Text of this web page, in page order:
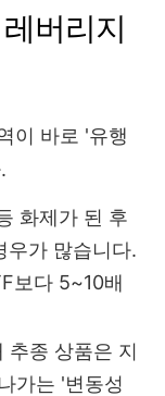
버리지
이 바로 '유행
화제가 된 후
우가 많습니다.
보다 5~10배
추종 상품은 지
가는 '변동성